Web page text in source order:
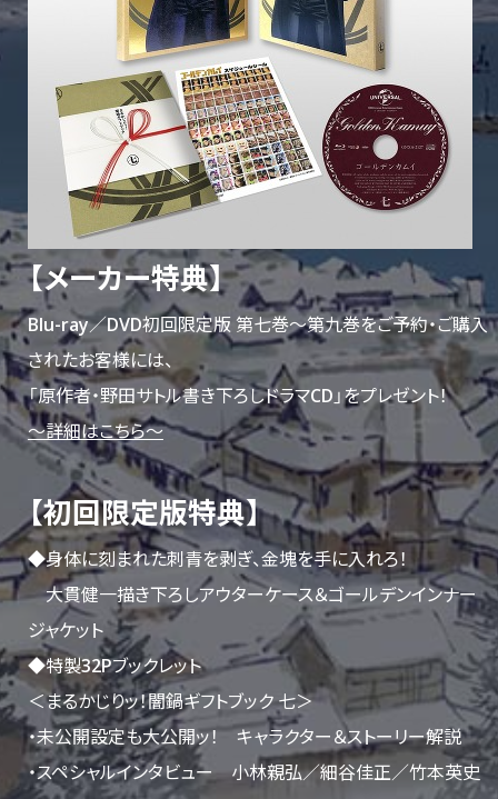
【メーカー特典】
Blu-ray／DVD初回限定版 第七巻～第九巻をご予約・ご購入
されたお客様には、
「原作者・野田サトル書き下ろしドラマCD」をプレゼント！
～詳細はこちら～
【初回限定版特典】
◆身体に刻まれた刺青を剥ぎ、金塊を手に入れろ！
大貫健一描き下ろしアウターケース＆ゴールデンインナー
ジャケット
◆特製32Pブックレット
＜まるかじりッ！闇鍋ギフトブック 七＞
・未公開設定も大公開ッ！ キャラクター＆ストーリー解説
・スペシャルインタビュー 小林親弘／細谷佳正／竹本英史